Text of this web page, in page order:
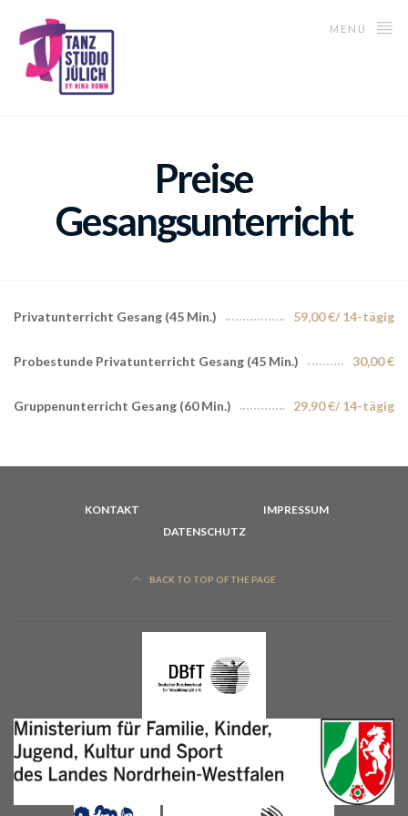
MENÜ
Preise
Gesangsunterricht
Privatunterricht Gesang (45 Min.) 59,00 €/ 14-tägig
Probestunde Privatunterricht Gesang (45 Min.) 30,00 €
Gruppenunterricht Gesang (60 Min.) 29,90 €/ 14-tägig
KONTAKT
IMPRESSUM
DATENSCHUTZ
BACK TO TOP OF THE PAGE